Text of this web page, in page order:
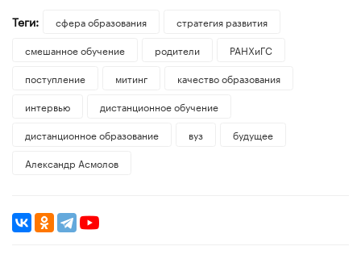
Теги:
сфера образования
стратегия развития
смешанное обучение
родители
РАНХиГС
поступление
митинг
качество образования
интервью
дистанционное обучение
дистанционное образование
вуз
будущее
Александр Асмолов